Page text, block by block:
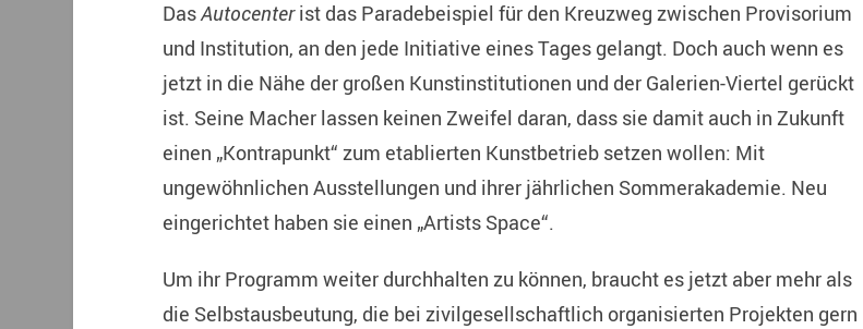
DasAutocenterist das Paradebeispiel für den Kreuzweg zwischen Provisorium
und Institution, an den jede Initiative eines Tages gelangt. Doch auch wenn es
jetzt in die Nähe der großen Kunstinstitutionen und der Galerien-Viertel gerückt
ist. Seine Macher lassen keinen Zweifel daran, dass sie damit auch in Zukunft
einen „Kontrapunkt“ zum etablierten Kunstbetrieb setzen wollen: Mit
ungewöhnlichen Ausstellungen und ihrer jährlichen Sommerakademie. Neu
eingerichtet haben sie einen „Artists Space“.
Um ihr Programm weiter durchhalten zu können, braucht es jetzt aber mehr als
die Selbstausbeutung, die bei zivilgesellschaftlich organisierten Projekten gern